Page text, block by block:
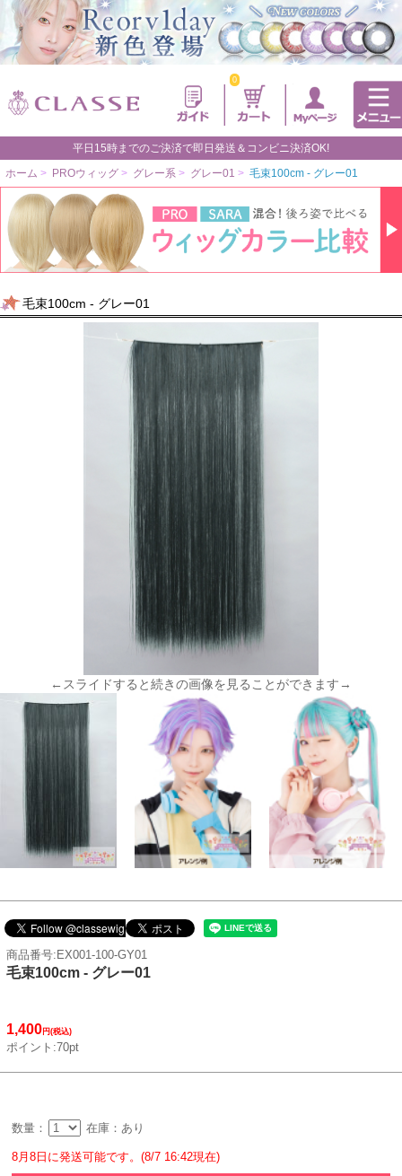
0
平日15時までのご決済で即日発送＆コンビニ決済OK!
ホーム > PROウィッグ > グレー系 > グレー01 > 毛束100cm - グレー01
毛束100cm - グレー01
←スライドすると続きの画像を見ることができます→
商品番号:EX001-100-GY01
毛束100cm - グレー01
1,400円(税込)
ポイント:70pt
数量： 在庫：あり
8月8日に発送可能です。(8/7 16:42現在)